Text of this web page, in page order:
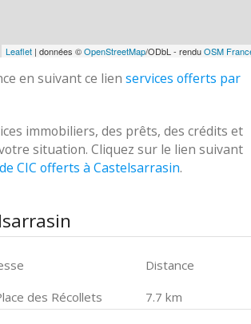
Leaflet| données ©OpenStreetMap/ODbL - renduOSM
en suivant ce lien services offerts par
immobiliers, des prêts, des crédits et
situation. Cliquez sur le lien suivant
CIC offerts à Castelsarrasin.
Distance
des Récollets 7.7 km